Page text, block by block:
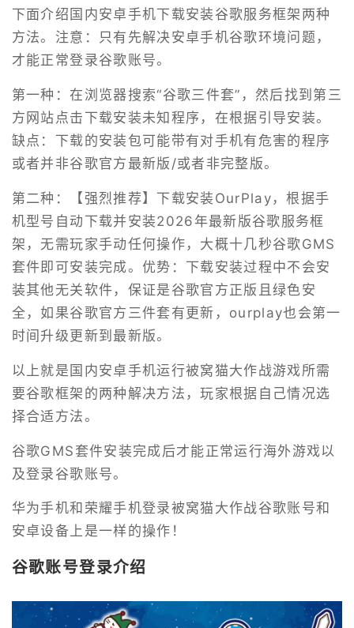
下面介绍国内安卓手机下载安装谷歌服务框架两种
方法。注意：只有先解决安卓手机谷歌环境问题，
才能正常登录谷歌账号。
第一种：在浏览器搜索“谷歌三件套”，然后找到第三
方网站点击下载安装未知程序，在根据引导安装。
缺点：下载的安装包可能带有对手机有危害的程序
或者并非谷歌官方最新版/或者非完整版。
第二种：【强烈推荐】下载安装OurPlay，根据手
机型号自动下载并安装2026年最新版谷歌服务框
架，无需玩家手动任何操作，大概十几秒谷歌GMS
套件即可安装完成。优势：下载安装过程中不会安
装其他无关软件，保证是谷歌官方正版且绿色安
全，如果谷歌官方三件套有更新，ourplay也会第一
时间升级更新到最新版。
以上就是国内安卓手机运行被窝猫大作战游戏所需
要谷歌框架的两种解决方法，玩家根据自己情况选
择合适方法。
谷歌GMS套件安装完成后才能正常运行海外游戏以
及登录谷歌账号。
华为手机和荣耀手机登录被窝猫大作战谷歌账号和
安卓设备上是一样的操作！
谷歌账号登录介绍